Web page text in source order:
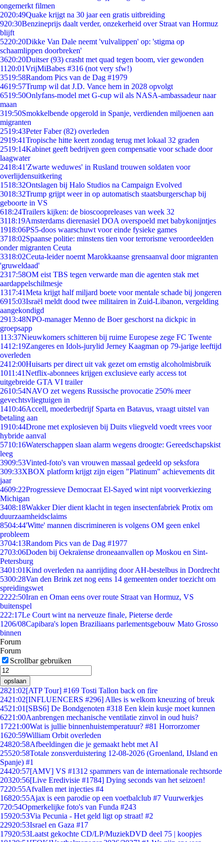
ongemerkt filmen
2020:49Quake krijgt na 30 jaar een gratis uitbreiding
920:30Benzineprijs daalt verder, onzekerheid over Straat van Hormuz
blijft
5220:20Dikke Van Dale neemt 'vulvalippen' op: 'stigma op
schaamlippen doorbreken'
3620:20Duitser (93) crasht met quad tegen boom, vier gewonden
11 20:01VrijMiBabes #316 (not very sfw!)
3519:58Random Pics van de Dag #1979
4619:57Trump wil dat J.D. Vance hem in 2028 opvolgt
6519:50Onlyfans-model met G-cup wil als NASA-ambassadeur naar
maan
319:50Smokkelbende opgerold in Spanje, verdienden miljoenen aan
migranten
2519:43Peter Faber (82) overleden
2919:41Tropische hitte keert zondag terug met lokaal 32 graden
2519:14Kabinet geeft bedrijven geen compensatie voor schade door
laagwater
2418:41'Zwarte weduwes' in Rusland trouwen soldaten voor
overlijdensuitkering
1518:32Ontslagen bij Halo Studios na Campaign Evolved
3018:32Trump grijpt weer in op automatisch staatsburgerschap bij
geboorte in VS
618:24Trailers kijken: de bioscoopreleases van week 32
3118:19Amsterdams dierenasiel DOA overspoeld met babykonijntjes
1918:06PS5-doos waarschuwt voor einde fysieke games
3718:02Spaanse politie: minstens tien voor terrorisme veroordeelden
onder migranten Ceuta
3318:02Ceuta-leider noemt Marokkaanse grensaanval door migranten
'gruweldaad'
2317:58OM eist TBS tegen verwarde man die agenten stak met
aardappelschilmesje
1317:41Meta krijgt half miljard boete voor mentale schade bij jongeren
6915:03Israël meldt dood twee militairen in Zuid-Libanon, vergelding
aangekondigd
2913:48NPO-manager Menno de Boer geschorst na dickpic in
groepsapp
113:37Nieuwkomers schitteren bij ruime Europese zege FC Twente
1412:19Zangeres en Idols-jurylid Jerney Kaagman op 79-jarige leeftijd
overleden
2412:00Huisarts per direct uit vak gezet om ernstig alcoholmisbruik
1011:41Netflix-abonnees krijgen exclusieve early access tot
uitgebreide GTA VI trailer
2610:54NAVO zet wegens Russische provocatie 250% meer
gevechtsvliegtuigen in
1410:46Accell, moederbedrijf Sparta en Batavus, vraagt uitstel van
betaling aan
1910:44Drone met explosieven bij Duits vliegveld voedt vrees voor
hybride aanval
5710:16Waterschappen slaan alarm wegens droogte: Gereedschapskist
leeg
3909:53Vinted-foto's van vrouwen massaal gedeeld op seksfora
309:33XBOX platform krijgt zijn eigen "Platinum" achievements dit
jaar
4609:22Progressieve Democraat El-Sayed wint nipt voorverkiezing
Michigan
3408:18Wakker Dier dient klacht in tegen insectenfabriek Protix om
duurzaamheidsclaims
8504:44'Witte' mannen discrimineren is volgens OM geen enkel
probleem
3704:13Random Pics van de Dag #1977
2703:06Doden bij Oekraïense droneaanvallen op Moskou en Sint-
Petersburg
3401:01Kind overleden na aanrijding door AH-bestelbus in Dordrecht
5300:28Van den Brink zet nog eens 14 gemeenten onder toezicht om
spreidingswet
2222:50Iran en Oman eens over route Straat van Hormuz, VS
buitenspel
222:17Le Court wint na nerveuze finale, Pieterse derde
1206/08Capibara's lopen Braziliaans parlementsgebouw Mato Grosso
binnen
Forum
Forum
Scrollbar gebruiken
opslaan
2821:02[ATP Tour] #169 Tosti Tallon back on fire
2421:02[INFLUENCERS #296] Alles is welkom kneuzing of breuk
4521:01 [SBS6] De Bondgenoten #318 Een klein kusje moet kunnen
6221:00Aanbrengen mechanische ventilatie zinvol in oud huis?
17221:00Wat is jullie binnenhuistemperatuur? #81 Horrorzomer
1620:59William Orbit overleden
24820:58Afbeeldingen die je gemaakt hebt met AI
25520:58Totale zonsverduistering 12-08-2026 (Groenland, IJsland en
Spanje) #1
24420:57[AMV] VS #1312 spammers van de internationale rechtsorde
20320:56[Live Eredivisie #1784] Dying seconds van het seizoen!
7220:55Afvallen met injecties #4
16820:55Ajax is een parodie op een voetbalclub #7 Vuurwerkjes
720:54Opmerkelijke foto's van Funda #243
15920:53Via Pecunia - Het geld ligt op straat! #2
22920:53Israel en Gaza #17
17920:53Laatst gekochte CD/LP/MuziekDVD deel 75 | koopjes